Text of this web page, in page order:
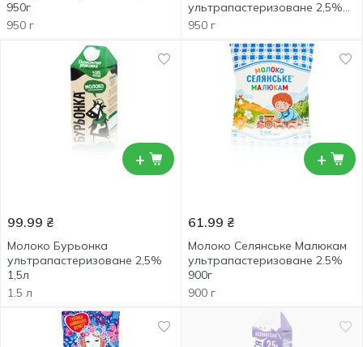
950г
950 г
ультрапастеризоване 2,5%
950г
950 г
+
99.99 ₴
Молоко Бурьонка
ультрапастеризоване 2,5%
1,5л
1.5 л
+
61.99 ₴
Молоко Селянське Малюкам
ультрапастеризоване 2.5%
900г
900 г